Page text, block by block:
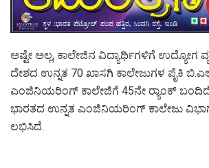
ಅಷ್ಟೇ ಅಲ್ಲ, ಕಾಲೇಜಿನ ವಿದ್ಯಾರ್ಥಿಗಳಿಗೆ ಉದ್ಯೋಗ
ದೇಶದ ಉನ್ನತ 70 ಖಾಸಗಿ ಕಾಲೇಜುಗಳ ಪೈಕಿ
ಎಂಜಿನಿಯರಿಂಗ್ ಕಾಲೇಜಿಗೆ 45ನೇ ರ‍್ಯಾಂಕ್
ಭಾರತದ ಉನ್ನತ ಎಂಜಿನಿಯರಿಂಗ್ ಕಾಲೇಜು
ಲಭಿಸಿದೆ.